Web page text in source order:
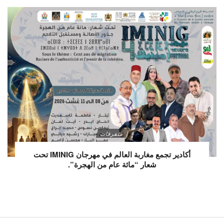
متفرقات
أكادير تجمع مغاربة العالم في مهرجان IMINIG تحت
شعار “مائة عام من الهجرة”.